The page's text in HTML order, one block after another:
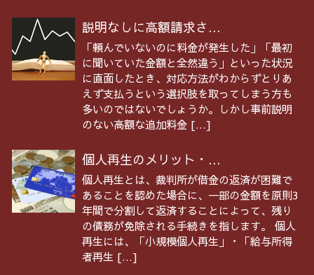
説明なしに高額請求さ...
「頼んでいないのに料金が発生した」「最初
に聞いていた金額と全然違う」といった状況
に直面したとき、対応方法がわからずとりあ
えず支払うという選択肢を取ってしまう方も
多いのではないでしょうか。しかし事前説明
のない高額な追加料金 […]
個人再生のメリット・...
個人再生とは、裁判所が借金の返済が困難で
あることを認めた場合に、一部の金額を原則3
年間で分割して返済することによって、残り
の債務が免除される手続きを指します。 個人
再生には、「小規模個人再生」・「給与所得
者再生 […]